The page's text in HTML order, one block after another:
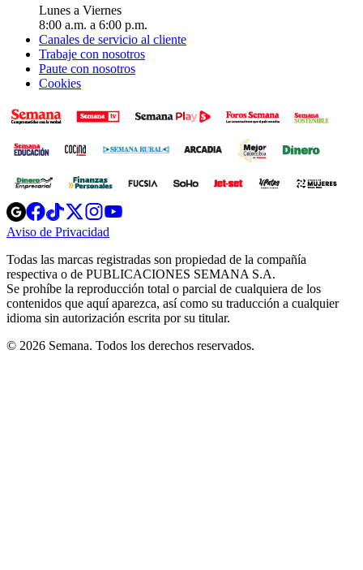
Lunes a Viernes
8:00 a.m. a 6:00 p.m.
Canales de servicio al cliente
Trabaje con nosotros
Paute con nosotros
Cookies
Opens
in
new
Opens
in
new
Opens
in
new
window
Opens
new
windowwindow
Aviso de Privacidad
new
window
Todas las marcas registradas son propiedad de la compañía
respectiva o de PUBLICACIONES SEMANA S.A.
Se prohíbe la reproducción total o parcial de cualquiera de los
contenidos que aquí aparezca, así como su traducción a cualquier
idioma sin autorización escrita por su titular.
© 2026 Semana. Todos los derechos reservados.